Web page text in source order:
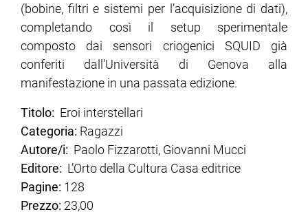
(bobine, filtri e sistemi per l’acquisizione di dati),
completando così il setup sperimentale
composto dai sensori criogenici SQUID già
conferiti dall'Università di Genova alla
manifestazione in una passata edizione.
Titolo: Eroi interstellari
Categoria: Ragazzi
Autore/i: Paolo Fizzarotti, Giovanni Mucci
Editore: L’Orto della Cultura Casa editrice
Pagine: 128
Prezzo: 23,00